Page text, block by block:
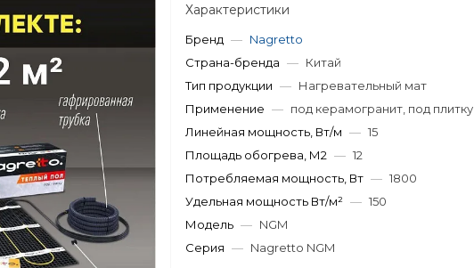
Характеристики
Бренд — Nagretto
Страна-бренда — Китай
Тип продукции — Нагревательный мат
Применение — под керамогранит, под плитку
Линейная мощность, Вт/м — 15
Площадь обогрева, М2 — 12
Потребляемая мощность, Вт — 1800
Удельная мощность Вт/м² — 150
Модель — NGM
Серия — Nagretto NGM